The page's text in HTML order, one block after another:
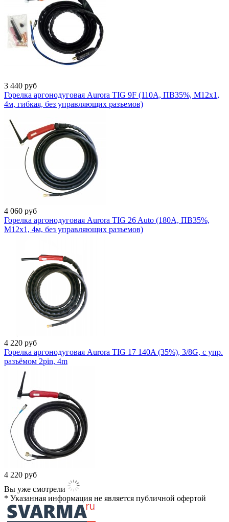
3 440 руб
Горелка аргонодуговая Aurora TIG 9F (110A, ПВ35%, M12x1,
4м, гибкая, без управляющих разъемов)
4 060 руб
Горелка аргонодуговая Aurora TIG 26 Auto (180A, ПВ35%,
M12x1, 4м, без управляющих разъемов)
4 220 руб
Горелка аргонодуговая Aurora TIG 17 140A (35%), 3/8G, с упр.
разъёмом 2pin, 4m
4 220 руб
Вы уже смотрели
* Указанная информация не является публичной офертой​